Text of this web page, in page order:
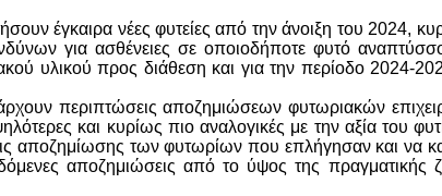
έγκαιρα νέες φυτείες από την άνοιξη του 2024,
για ασθένειες σε οποιοδήποτε φυτό
υλικού προς διάθεση και για την περίοδο 2024-
περιπτώσεις αποζημιώσεων φυτωριακών
και κυρίως πιο αναλογικές με την αξία του
αποζημίωσης των φυτωρίων που επλήγησαν και να
αποζημιώσεις από το ύψος της